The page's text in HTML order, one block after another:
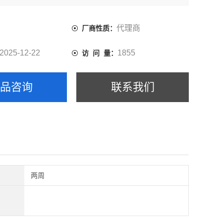
厂商性质： 代理商
2025-12-22 访 问 量： 1855
咨询 联系我们
两周